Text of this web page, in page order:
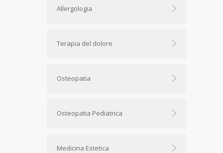
Allergologia
Terapia del dolore
Osteopatia
Osteopatia Pediatrica
Medicina Estetica